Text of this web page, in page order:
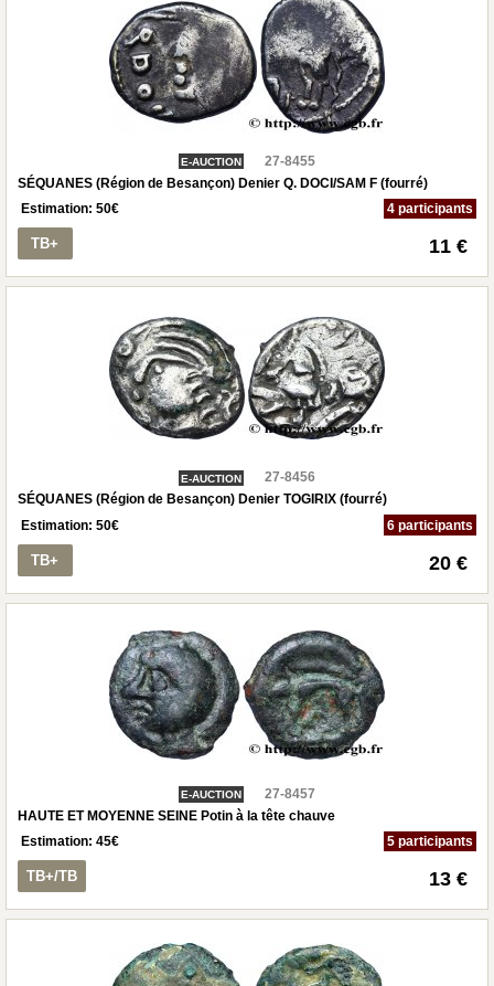
E-AUCTION
27-8455
SÉQUANES (Région de Besançon) Denier Q. DOCI/SAM F (fourré)
Estimation: 50€ 4 participants
TB+ 11 €
E-AUCTION
27-8456
SÉQUANES (Région de Besançon) Denier TOGIRIX (fourré)
Estimation: 50€ 6 participants
TB+ 20 €
E-AUCTION
27-8457
HAUTE ET MOYENNE SEINE Potin à la tête chauve
Estimation: 45€ 5 participants
TB+/TB 13 €